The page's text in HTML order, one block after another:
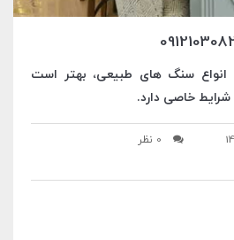
انواع سنگ های طبیعی، بهتر است
شرایط خاصی دارد.
0 نظر